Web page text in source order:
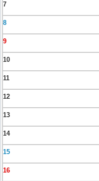
7
8
9
10
11
12
13
14
15
16